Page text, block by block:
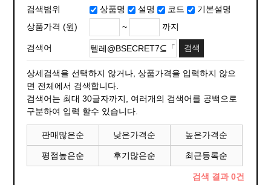
검색범위 상품명 설명 코드
기본설명
상품가격 (원)
~ 까지
검색어
상세검색을 선택하지 않거나, 상품가격을 입력하지 않으
면 전체에서 검색합니다.
검색어는 최대 30글자까지, 여러개의 검색어를 공백으로
구분하여 입력 할수 있습니다.
판매많은순 낮은가격순 높은가격순
평점높은순 후기많은순 최근등록순
검색 결과0건